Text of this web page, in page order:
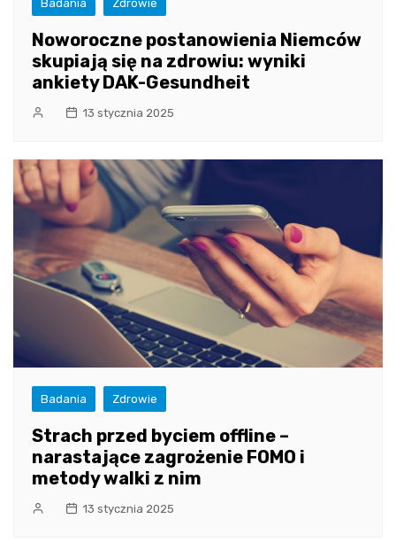
Badania Zdrowie
Noworoczne postanowienia Niemców
skupiają się na zdrowiu: wyniki
ankiety DAK-Gesundheit
13 stycznia 2025
Badania Zdrowie
Strach przed byciem offline –
narastające zagrożenie FOMO i
metody walki z nim
13 stycznia 2025